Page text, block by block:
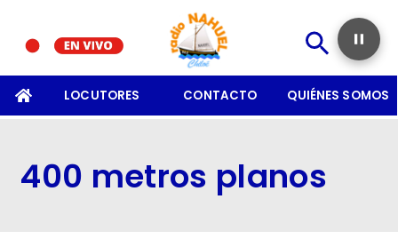
LOCUTORES CONTACTO QUIÉNES SOMOS
400 metros planos